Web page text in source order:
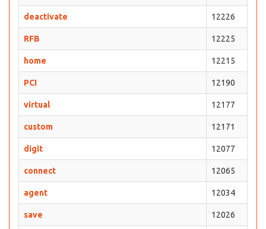
deactivate 12226
RFB 12225
home 12215
PCI 12190
virtual 12177
custom 12171
digit 12077
connect 12065
agent 12034
save 12026